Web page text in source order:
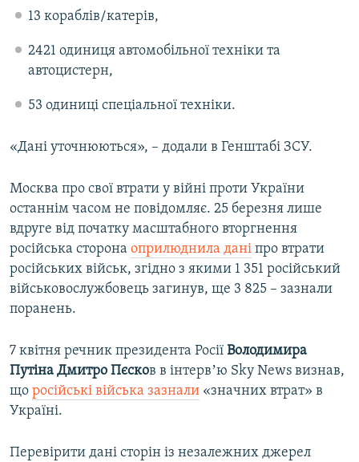
13 кораблів/катерів,
2421 одиниця автомобільної техніки та
автоцистерн,
53 одиниці спеціальної техніки.
«Дані уточнюються», – додали в Генштабі ЗСУ.
Москва про свої втрати у війні проти України
останнім часом не повідомляє. 25 березня лише
вдруге від початку масштабного вторгнення
російська сторона оприлюднила дані про втрати
російських військ, згідно з якими 1 351 російський
військовослужбовець загинув, ще 3 825 – зазнали
поранень​.
7 квітня речник президента Росії Володимира
Путіна Дмитро Пєсков в інтервʼю Sky News визнав,
що російські війська зазнали «значних втрат» в
Україні.
Перевірити дані сторін із незалежних джерел